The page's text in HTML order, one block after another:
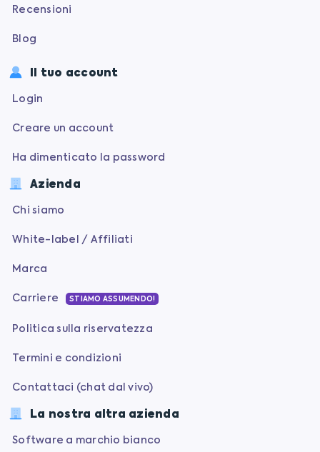
Recensioni
Blog
Il tuo account
Login
Creare un account
Ha dimenticato la password
Azienda
Chi siamo
White-label / Affiliati
Marca
Carriere STIAMO ASSUMENDO!
Politica sulla riservatezza
Termini e condizioni
Contattaci (chat dal vivo)
La nostra altra azienda
Software a marchio bianco